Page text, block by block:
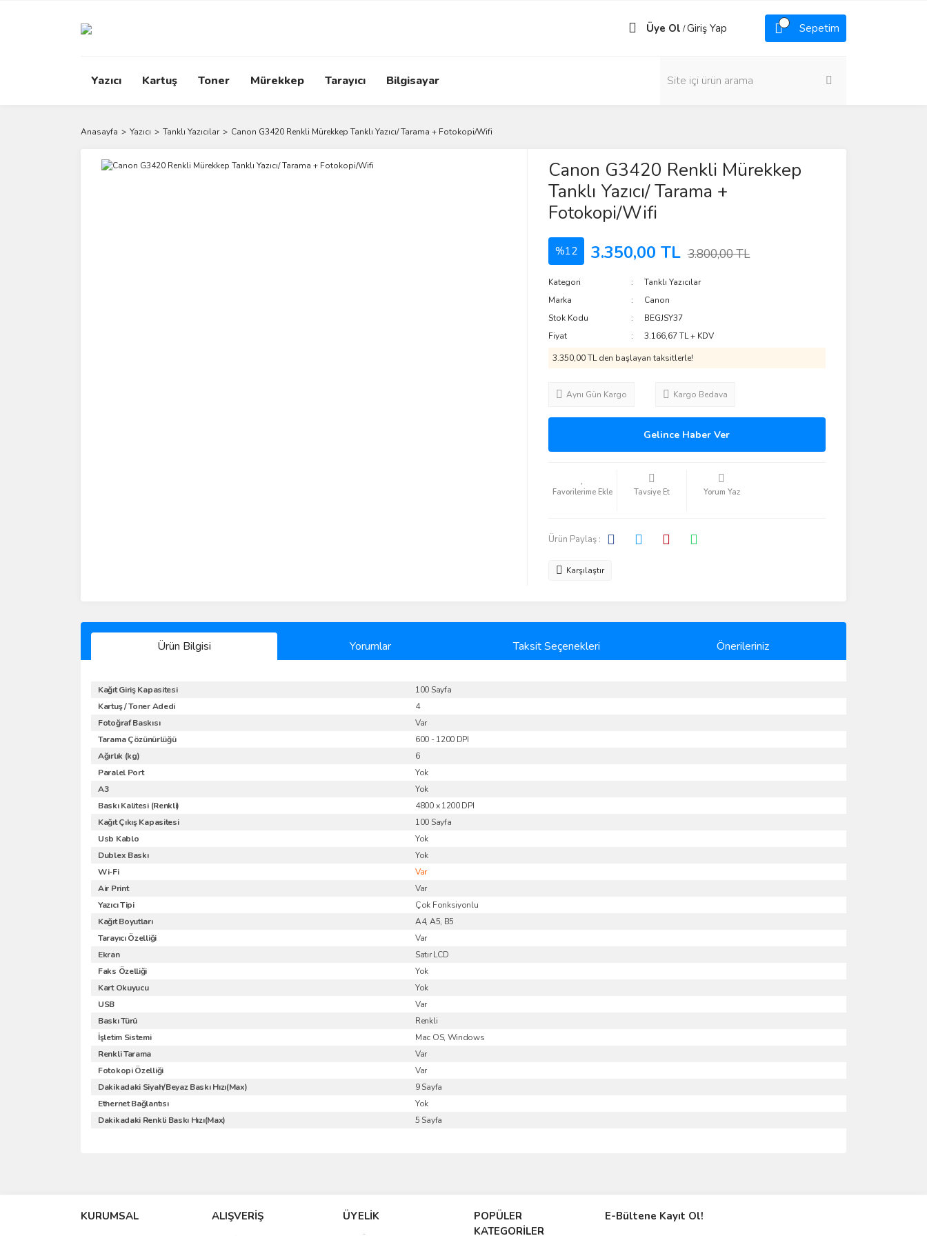
Üye Ol /Giriş Yap Sepetim
Yazıcı Kartuş Toner Mürekkep Tarayıcı Bilgisayar
Anasayfa Yazıcı Tanklı Yazıcılar Canon G3420 Renkli Mürekkep Tanklı Yazıcı/ Tarama + Fotokopi/Wifi
Canon G3420 Renkli Mürekkep
Tanklı Yazıcı/ Tarama +
Fotokopi/Wifi
%12 3.350,00 TL 3.800,00 TL
Kategori
Tanklı Yazıcılar
Marka
Canon
Stok Kodu
BEGJSY37
Fiyat
3.166,67 TL + KDV
3.350,00 TL den başlayan taksitlerle!
Aynı Gün Kargo Kargo Bedava
Gelince Haber Ver
Tavsiye Et Yorum Yaz
Ürün Paylaş :
Karşılaştır
Ürün Bilgisi Yorumlar Taksit Seçenekleri Önerileriniz
Kağıt Giriş Kapasitesi
100 Sayfa
Kartuş / Toner Adedi
4
Fotoğraf Baskısı
Var
Tarama Çözünürlüğü
600 - 1200 DPI
Ağırlık (kg)
6
Paralel Port
Yok
A3
Yok
Baskı Kalitesi (Renkli)
4800 x 1200 DPI
Kağıt Çıkış Kapasitesi
100 Sayfa
Usb Kablo
Yok
Dublex Baskı
Yok
Wi-Fi
Var
Air Print
Var
Yazıcı Tipi
Çok Fonksiyonlu
Kağıt Boyutları
A4, A5, B5
Tarayıcı Özelliği
Var
Ekran
Satır LCD
Faks Özelliği
Yok
Kart Okuyucu
Yok
USB
Var
Baskı Türü
Renkli
İşletim Sistemi
Mac OS, Windows
Renkli Tarama
Var
Fotokopi Özelliği
Var
Dakikadaki Siyah/Beyaz Baskı Hızı(Max)
9 Sayfa
Ethernet Bağlantısı
Yok
Dakikadaki Renkli Baskı Hızı(Max)
5 Sayfa
Yorum Yaz
Ürün resmi kalitesiz, bozuk veya görüntülenemiyor.
KURUMSAL ALIŞVERİŞ ÜYELİK
POPÜLER
KATEGORİLER
E-Bültene Kayıt Ol!